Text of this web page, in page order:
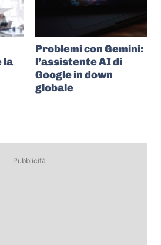
la
Problemi con Gemini:
l’assistente AI di
Google in down
globale
Pubblicità